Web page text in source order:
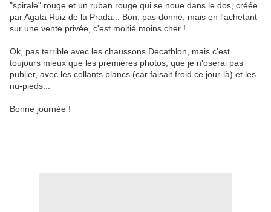
"spirale" rouge et un ruban rouge qui se noue dans le dos, créée
par Agata Ruiz de la Prada... Bon, pas donné, mais en l'achetant
sur une vente privée, c'est moitié moins cher !
Ok, pas terrible avec les chaussons Decathlon, mais c'est
toujours mieux que les premières photos, que je n'oserai pas
publier, avec les collants blancs (car faisait froid ce jour-là) et les
nu-pieds...
Bonne journée !